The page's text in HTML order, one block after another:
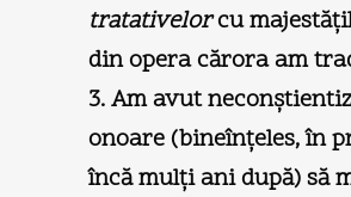
tratativelorcu
din opera cărora am
3. Am avut
onoare (bineînţeles, în
încă mulţi ani după) să